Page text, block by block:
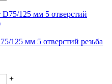
125 мм 5 отверстий резьба
+